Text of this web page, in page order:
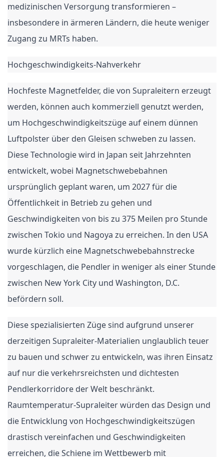
medizinischen Versorgung transformieren –
insbesondere in ärmeren Ländern, die heute weniger
Zugang zu MRTs haben.
Hochgeschwindigkeits-Nahverkehr
Hochfeste Magnetfelder, die von Supraleitern erzeugt
werden, können auch kommerziell genutzt werden,
um Hochgeschwindigkeitszüge auf einem dünnen
Luftpolster über den Gleisen schweben zu lassen.
Diese Technologie wird in Japan seit Jahrzehnten
entwickelt, wobei Magnetschwebebahnen
ursprünglich geplant waren, um 2027 für die
Öffentlichkeit in Betrieb zu gehen und
Geschwindigkeiten von bis zu 375 Meilen pro Stunde
zwischen Tokio und Nagoya zu erreichen. In den USA
wurde kürzlich eine Magnetschwebebahnstrecke
vorgeschlagen, die Pendler in weniger als einer Stunde
zwischen New York City und Washington, D.C.
befördern soll.
Diese spezialisierten Züge sind aufgrund unserer
derzeitigen Supraleiter-Materialien unglaublich teuer
zu bauen und schwer zu entwickeln, was ihren Einsatz
auf nur die verkehrsreichsten und dichtesten
Pendlerkorridore der Welt beschränkt.
Raumtemperatur-Supraleiter würden das Design und
die Entwicklung von Hochgeschwindigkeitszügen
drastisch vereinfachen und Geschwindigkeiten
erreichen, die Schiene im Wettbewerb mit